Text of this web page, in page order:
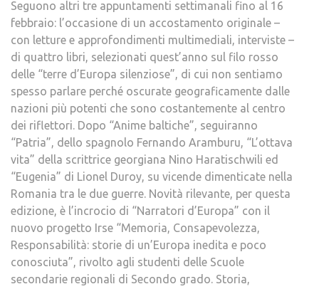
Seguono altri tre appuntamenti settimanali fino al 16
febbraio: l’occasione di un accostamento originale –
con letture e approfondimenti multimediali, interviste –
di quattro libri, selezionati quest’anno sul filo rosso
delle “terre d’Europa silenziose”, di cui non sentiamo
spesso parlare perché oscurate geograficamente dalle
nazioni più potenti che sono costantemente al centro
dei riflettori. Dopo “Anime baltiche”, seguiranno
“Patria”, dello spagnolo Fernando Aramburu, “L’ottava
vita” della scrittrice georgiana Nino Haratischwili ed
“Eugenia” di Lionel Duroy, su vicende dimenticate nella
Romania tra le due guerre. Novità rilevante, per questa
edizione, è l’incrocio di “Narratori d’Europa” con il
nuovo progetto Irse “Memoria, Consapevolezza,
Responsabilità: storie di un’Europa inedita e poco
conosciuta”, rivolto agli studenti delle Scuole
secondarie regionali di Secondo grado. Storia,